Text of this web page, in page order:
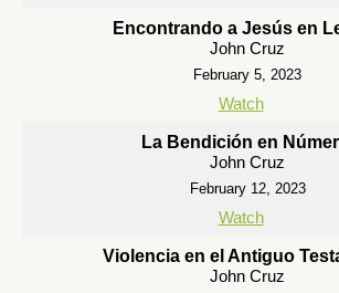
Encontrando a Jesús en
John Cruz
February 5, 2023
Watch
La Bendición en
John Cruz
February 12, 2023
Watch
Violencia en el Antiguo
John Cruz